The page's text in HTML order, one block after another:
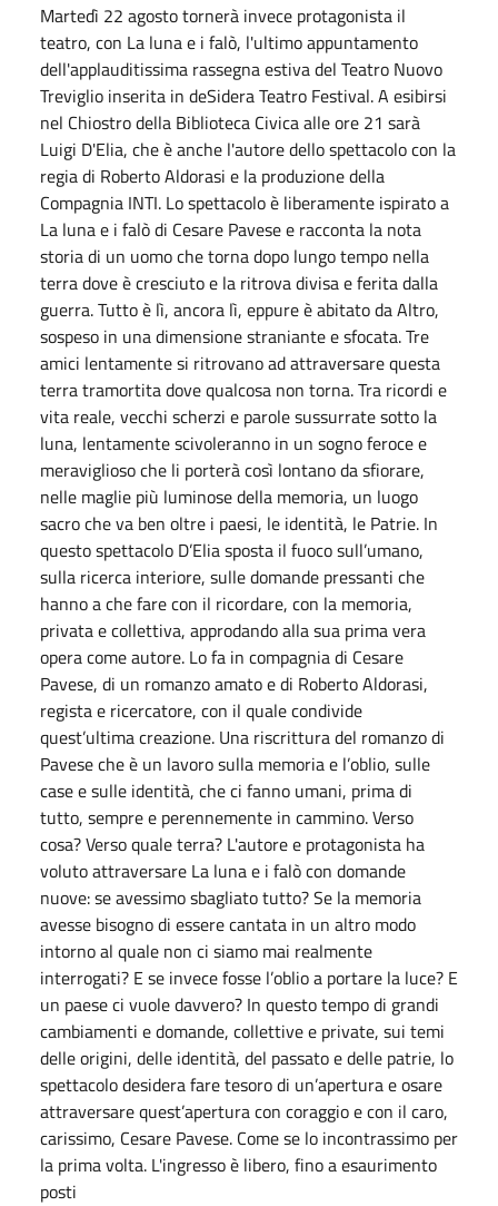
Martedì 22 agosto tornerà invece protagonista il
teatro, con La luna e i falò, l'ultimo appuntamento
dell'applauditissima rassegna estiva del Teatro Nuovo
Treviglio inserita in deSidera Teatro Festival. A esibirsi
nel Chiostro della Biblioteca Civica alle ore 21 sarà
Luigi D'Elia, che è anche l'autore dello spettacolo con la
regia di Roberto Aldorasi e la produzione della
Compagnia INTI. Lo spettacolo è liberamente ispirato a
La luna e i falò di Cesare Pavese e racconta la nota
storia di un uomo che torna dopo lungo tempo nella
terra dove è cresciuto e la ritrova divisa e ferita dalla
guerra. Tutto è lì, ancora lì, eppure è abitato da Altro,
sospeso in una dimensione straniante e sfocata. Tre
amici lentamente si ritrovano ad attraversare questa
terra tramortita dove qualcosa non torna. Tra ricordi e
vita reale, vecchi scherzi e parole sussurrate sotto la
luna, lentamente scivoleranno in un sogno feroce e
meraviglioso che li porterà così lontano da sfiorare,
nelle maglie più luminose della memoria, un luogo
sacro che va ben oltre i paesi, le identità, le Patrie. In
questo spettacolo D’Elia sposta il fuoco sull’umano,
sulla ricerca interiore, sulle domande pressanti che
hanno a che fare con il ricordare, con la memoria,
privata e collettiva, approdando alla sua prima vera
opera come autore. Lo fa in compagnia di Cesare
Pavese, di un romanzo amato e di Roberto Aldorasi,
regista e ricercatore, con il quale condivide
quest’ultima creazione. Una riscrittura del romanzo di
Pavese che è un lavoro sulla memoria e l’oblio, sulle
case e sulle identità, che ci fanno umani, prima di
tutto, sempre e perennemente in cammino. Verso
cosa? Verso quale terra? L'autore e protagonista ha
voluto attraversare La luna e i falò con domande
nuove: se avessimo sbagliato tutto? Se la memoria
avesse bisogno di essere cantata in un altro modo
intorno al quale non ci siamo mai realmente
interrogati? E se invece fosse l’oblio a portare la luce? E
un paese ci vuole davvero? In questo tempo di grandi
cambiamenti e domande, collettive e private, sui temi
delle origini, delle identità, del passato e delle patrie, lo
spettacolo desidera fare tesoro di un’apertura e osare
attraversare quest’apertura con coraggio e con il caro,
carissimo, Cesare Pavese. Come se lo incontrassimo per
la prima volta. L'ingresso è libero, fino a esaurimento
posti